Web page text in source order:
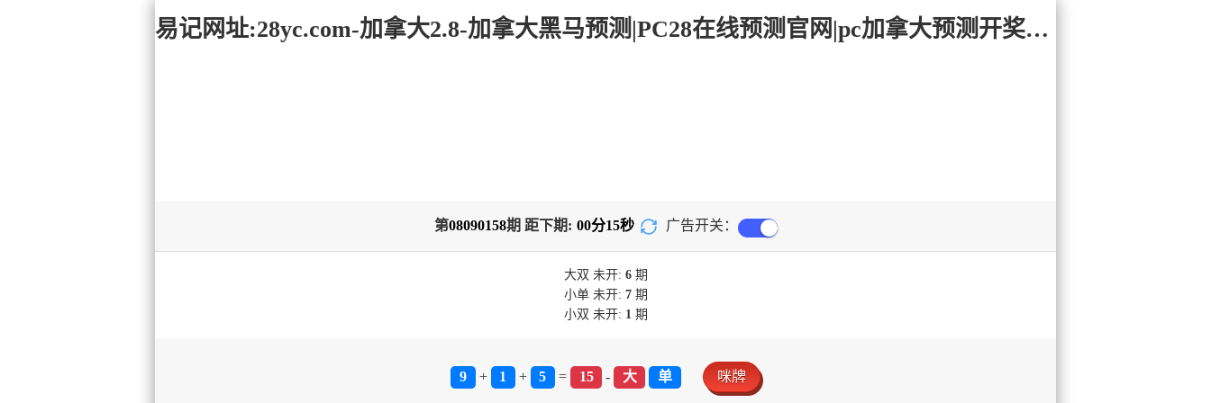
易记网址:28yc.com-加拿大2.8-加拿大黑马预测|PC28在线预测官网|pc加拿大预测开奖_极致火热优质的免费预测
第08090158期 距下期: 00分15秒 广告开关：
大双 未开: 6期
小单 未开: 7期
小双 未开: 1期
9 + 1 + 5 = 15 - 大 单 咪牌